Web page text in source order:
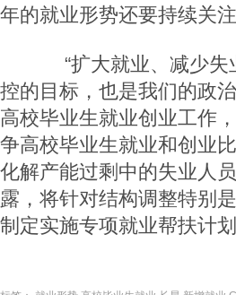
年的就业形势还要持续关
“扩大就业、减少失
控的目标，也是我们的政
高校毕业生就业创业工作
争高校毕业生就业和创业
化解产能过剩中的失业人
露，将针对结构调整特别
制定实施专项就业帮扶计划